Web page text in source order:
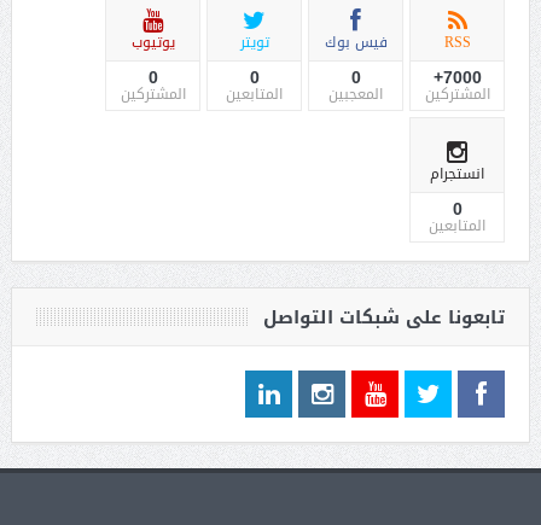
RSS
7000+
المشتركين
فيس بوك
0
المعجبين
تويتر
0
المتابعين
يوتيوب
0
المشتركين
انستجرام
0
المتابعين
تابعونا على شبكات التواصل